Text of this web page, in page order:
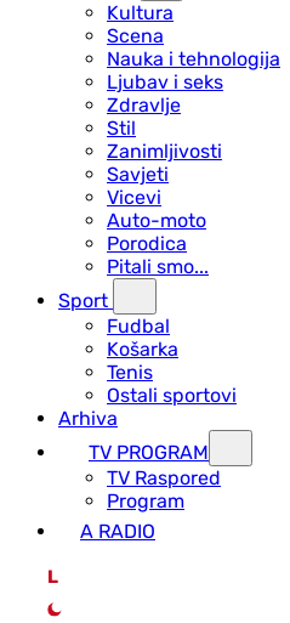
Kultura
Scena
Nauka i tehnologija
Ljubav i seks
Zdravlje
Stil
Zanimljivosti
Savjeti
Vicevi
Auto-moto
Porodica
Pitali smo...
Sport
Fudbal
Košarka
Tenis
Ostali sportovi
Arhiva
TV PROGRAM
ТV Raspored
Program
A RADIO
L